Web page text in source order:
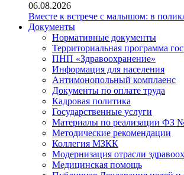
06.08.2026
Вместе к встрече с малышом: в
Документы
Нормативные документы
Территориальная программа
ПНП «Здравоохранение»
Информация для населения
Антимонопольный комплаенс
Документы по оплате труда
Кадровая политика
Государственные услуги
Материалы по реализации ФЗ
Методические рекомендации
Коллегия МЗКК
Модернизация отрасли
Медицинская помощь